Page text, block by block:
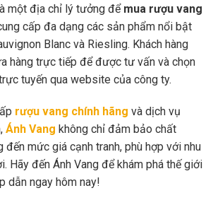
một địa chỉ lý tưởng để mua rượu vang
cấp đa dạng các sản phẩm nổi bật
Blanc và Riesling. Khách hàng
hàng trực tiếp để được tư vấn và chọn
tuyến qua website của công ty.
rượu vang chính hãng và dịch vụ
Ánh Vang không chỉ đảm bảo chất
đến mức giá cạnh tranh, phù hợp với nhu
Hãy đến Ánh Vang để khám phá thế giới
dẫn ngay hôm nay!